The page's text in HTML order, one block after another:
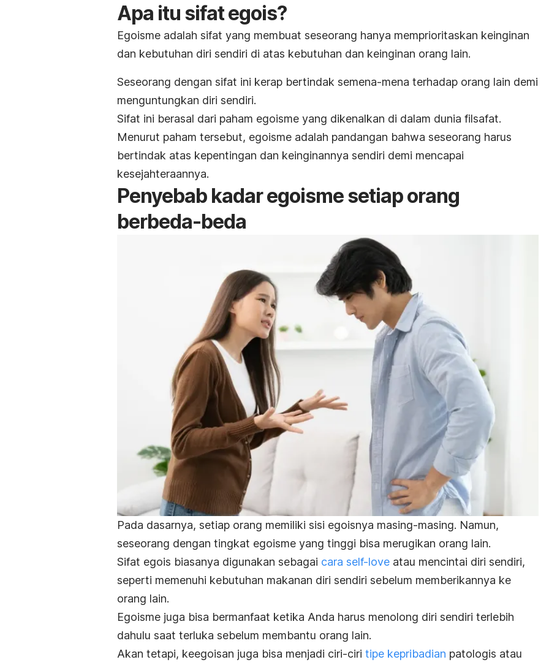
Apa itu sifat egois?
Egoisme adalah sifat yang membuat seseorang hanya memprioritaskan keinginan
dan kebutuhan diri sendiri di atas kebutuhan dan keinginan orang lain.
Seseorang dengan sifat ini kerap bertindak semena-mena terhadap orang lain demi
menguntungkan diri sendiri.
Sifat ini berasal dari paham egoisme yang dikenalkan di dalam dunia filsafat.
Menurut paham tersebut, egoisme adalah pandangan bahwa seseorang harus
bertindak atas kepentingan dan keinginannya sendiri demi mencapai
kesejahteraannya.
Penyebab kadar egoisme setiap orang
berbeda-beda
Pada dasarnya, setiap orang memiliki sisi egoisnya masing-masing. Namun,
seseorang dengan tingkat egoisme yang tinggi bisa merugikan orang lain.
Sifat egois biasanya digunakan sebagai cara self-love atau mencintai diri sendiri,
seperti memenuhi kebutuhan makanan diri sendiri sebelum memberikannya ke
orang lain.
Egoisme juga bisa bermanfaat ketika Anda harus menolong diri sendiri terlebih
dahulu saat terluka sebelum membantu orang lain.
Akan tetapi, keegoisan juga bisa menjadi ciri-ciri tipe kepribadian patologis atau